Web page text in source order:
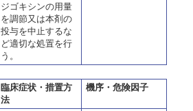
ジゴキシンの用量
を調節又は本剤の
投与を中止するな
ど適切な処置を行
う。
臨床症状・措置方
法
機序・危険因子